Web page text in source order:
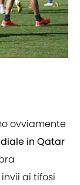
ovviamente
in Qatar
ai tifosi